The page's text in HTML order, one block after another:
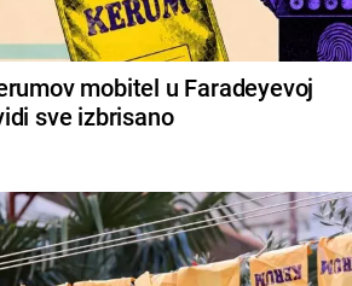
mobitel u Faradeyevoj
sve izbrisano